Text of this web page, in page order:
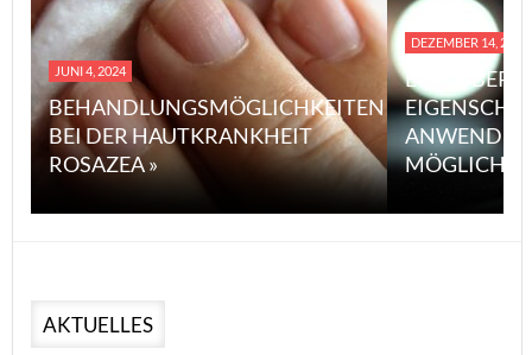
JUNI 4, 2024
BEHANDLUNGSMÖGLICHKEITEN
BEI DER HAUTKRANKHEIT
ROSAZEA »
DEZEMBER 14, 2023
EINE
MÖGLICHE
AKTUELLES